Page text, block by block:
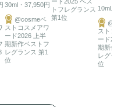
30ml・37,950円
@cosmeベ
ストコスメアワ
ード2026 上半
期新作ベストフ
レグランス 第1
位
トフレグランス
第1位
スト
ード
期新
レグ
位